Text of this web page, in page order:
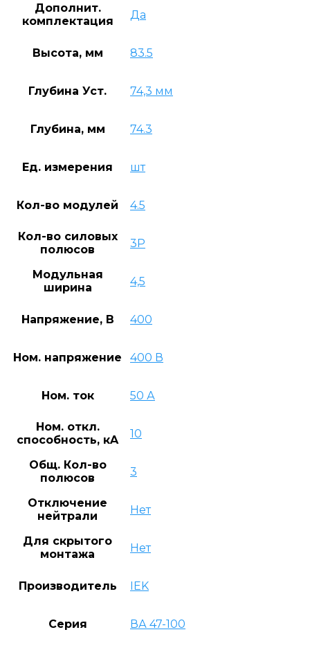
Дополнит.
комплектация
Да
Высота, мм 83.5
Глубина Уст. 74,3 мм
Глубина, мм 74.3
Ед. измерения шт
Кол-во модулей 4.5
Кол-во силовых
полюсов
3P
Модульная
ширина
4,5
Напряжение, В 400
Ном. напряжение 400 В
Ном. ток 50 А
Ном. откл.
способность, кA
10
Общ. Кол-во
полюсов
3
Отключение
нейтрали
Нет
Для скрытого
монтажа
Нет
Производитель IEK
Серия ВА 47-100